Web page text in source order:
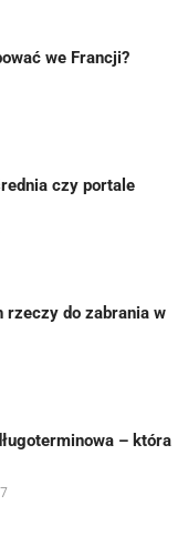
we Francji?
czy portale
rzeczy do zabrania w
– która